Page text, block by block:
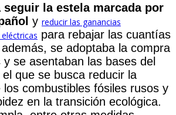
seguir la estela marcada por
y reducir las ganancias
para rebajar las cuantías
se adoptaba la compra
se asentaban las bases del
el que se busca reducir la
los combustibles fósiles rusos y
en la transición ecológica.